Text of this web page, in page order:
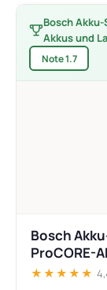
Bosch
Akkus und
Note 1.7
Bosch
ProCORE-
★★★★★